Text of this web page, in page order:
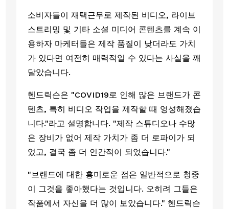
소비자들이 재택근무로 제작된 비디오, 라이브
스트리밍 및 기타 소셜 미디어 콘텐츠를 계속 이
용하자 마케터들은 제작 품질이 낮더라도 가치
가 있다면 여전히 매력적일 수 있다는 사실을 깨
달았습니다.
헨드릭슨은 "COVID19로 인해 많은 브랜드가 콘
텐츠, 특히 비디오 작업을 제작할 때 엉성해졌습
니다."라고 설명합니다. "제작 스튜디오나 수많
은 장비가 없어 제작 가치가 좀 더 로파이가 되
었고, 결국 좀 더 인간적이 되었습니다."
"브랜드에 대한 흥미로운 점은 일반적으로 청중
이 그것을 좋아했다는 것입니다. 오히려 그들은
작품에서 자신을 더 많이 보았습니다." 헨드릭슨